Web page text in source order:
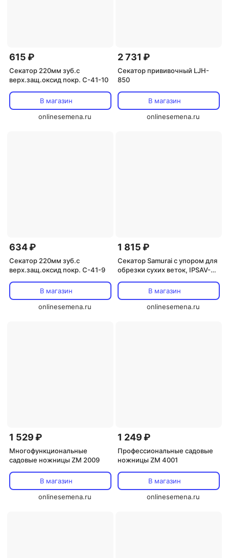
615 ₽
Секатор 220мм зуб.с
верх.защ.оксид покр. С-41-10
В магазин
onlinesemena.ru
2 731 ₽
Секатор прививочный LJH-
850
В магазин
onlinesemena.ru
634 ₽
Секатор 220мм зуб.с
верх.защ.оксид покр. С-41-9
В магазин
onlinesemena.ru
1 815 ₽
Секатор Samurai с упором для
обрезки сухих веток, IPSAV-
В магазин
onlinesemena.ru
1 529 ₽
Многофункциональные
садовые ножницы ZM 2009
В магазин
onlinesemena.ru
1 249 ₽
Профессиональные садовые
ножницы ZM 4001
В магазин
onlinesemena.ru